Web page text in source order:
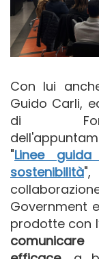
Con lui
Guido Carli,
di
"Linee
sostenibilità",
Government
prodotte con